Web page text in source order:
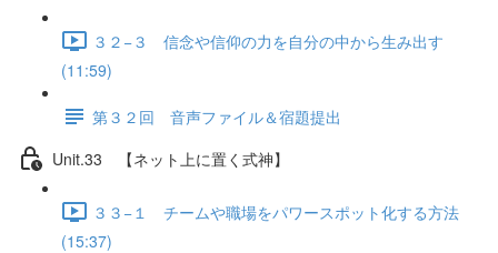
３２−３ 信念や信仰の力を自分の中から生み出す
(11:59)
第３２回 音声ファイル＆宿題提出
Unit.33 【ネット上に置く式神】
３３−１ チームや職場をパワースポット化する方法
(15:37)